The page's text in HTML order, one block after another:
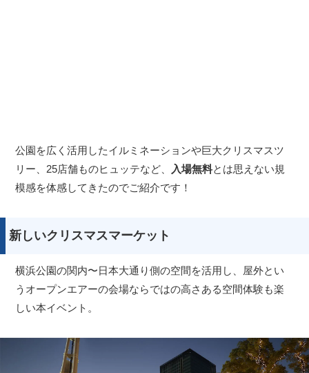
公園を広く活用したイルミネーションや巨大クリスマスツ
リー、25店舗ものヒュッテなど、
入場無料とは思えない規
模感を体感してきたのでご紹介です！
新しいクリスマスマーケット
横浜公園の関内〜日本大通り側の空間を活用し、屋外とい
うオープンエアーの会場ならではの高さある空間体験も楽
しい本イベント。